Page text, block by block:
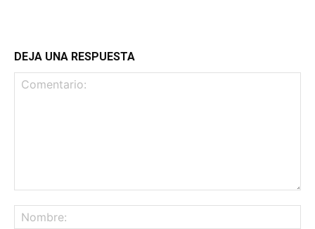
DEJA UNA RESPUESTA